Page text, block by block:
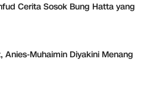
Cerita Sosok Bung Hatta yang
Anies-Muhaimin Diyakini Menang